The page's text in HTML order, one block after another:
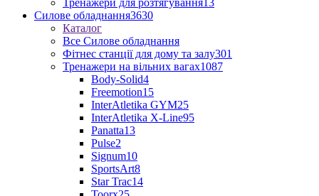
Тренажери для розтягування13
Силове обладнання3630
Каталог
Все Силове обладнання
Фітнес станції для дому та залу301
Тренажери на вільних вагах1087
Body-Solid4
Freemotion15
InterAtletika GYM25
InterAtletika X-Line95
Panatta13
Pulse2
Signum10
SportsArt8
Star Trac14